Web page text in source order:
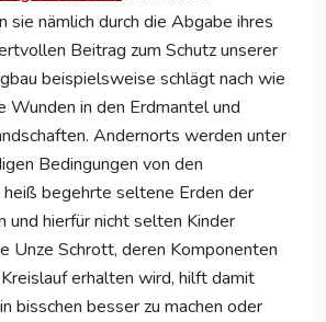
sie nämlich durch die Abgabe ihres
Beitrag zum Schutz unserer
beispielsweise schlägt nach wie
in den Erdmantel und
Andernorts werden unter
Bedingungen von den
heiß begehrte seltene Erden der
und hierfür nicht selten Kinder
Unze Schrott, deren Komponenten
erhalten wird, hilft damit
bisschen besser zu machen oder